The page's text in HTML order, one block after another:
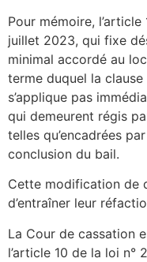
Pour mémoire,
juillet 2023, qui fixe
minimal accordé au
terme duquel la
s’applique pas
qui demeurent régis
telles qu’encadrées
conclusion du bail.
Cette modification de
d’entraîner leur
La Cour de cassation
l’article 10 de la loi